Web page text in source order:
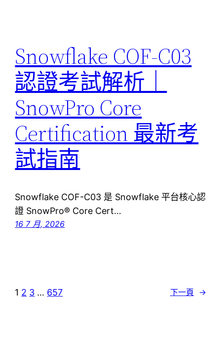
Snowflake COF-C03
認證考試解析｜
SnowPro Core
Certification 最新考
試指南
Snowflake COF-C03 是 Snowflake 平台核心認
證 SnowPro® Core Cert…
16 7 月, 2026
1 2 3 … 657 下一頁 →